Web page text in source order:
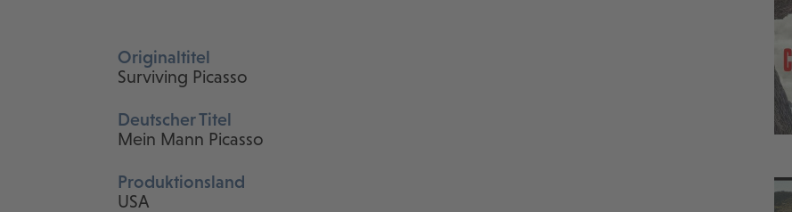
Originaltitel
Surviving Picasso
Deutscher Titel
Mein Mann Picasso
Produktionsland
USA